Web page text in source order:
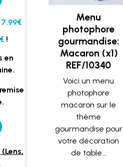
Menu
photophore
gourmandise:
Macaron (x1)
REF/10340
Voici un menu
photophore
macaron sur le
thème
gourmandise pour
votre décoration
de table...
7.99€
!
en